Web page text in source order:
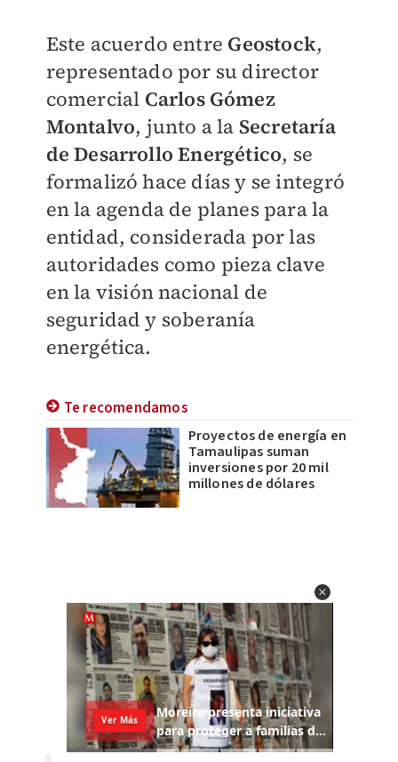
Este acuerdo entre Geostock,
representado por su director
comercial Carlos Gómez
Montalvo, junto a la Secretaría
de Desarrollo Energético, se
formalizó hace días y se integró
en la agenda de planes para la
entidad, considerada por las
autoridades como pieza clave
en la visión nacional de
seguridad y soberanía
energética.
Te recomendamos
Proyectos de energía en
Tamaulipas suman
inversiones por 20 mil
millones de dólares